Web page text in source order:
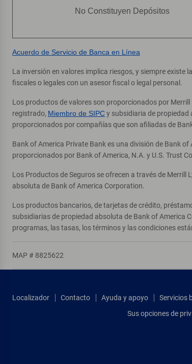
No Constituyen Depósitos
Acuerdo de Servicio de Banca en Línea
La inversión en valores implica riesgos, y siempre
fiscales o legales con un asesor fiscal o legal personal.
Los productos de valores son proporcionados por Merrill
registrado, Miembro de SIPCy subsidiaria de
proporcionados por compañías que son afiliadas de
Bank of America Private Bank es una división de Bank
proporcionados por Bank of America, N.A. y U.S. Trust
Los Productos de Seguros se ofrecen a través de
absoluta de Bank of America Corporation.
Los productos bancarios, de tarjetas de crédito,
subsidiarias de propiedad absoluta de Bank of America
programas, las tasas, los términos y las condiciones
MAP # 8825622
Localizador Contacto Ayuda y apoyo Servicios
Sus opciones de